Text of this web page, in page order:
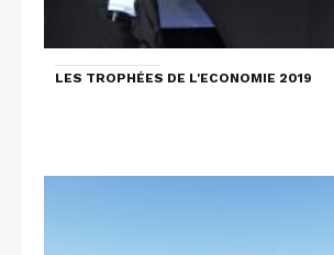
LES TROPHÉES DE L'ECONOMIE 2019